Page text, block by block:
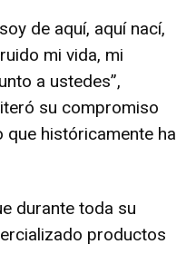
de aquí, aquí nací,
mi vida, mi
a ustedes”,
su compromiso
que históricamente ha
durante toda su
productos